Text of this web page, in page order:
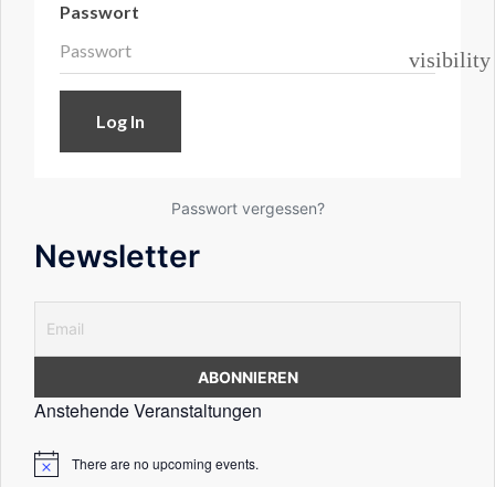
Passwort
visibility
Passwort vergessen?
Newsletter
Anstehende Veranstaltungen
There are no upcoming events.